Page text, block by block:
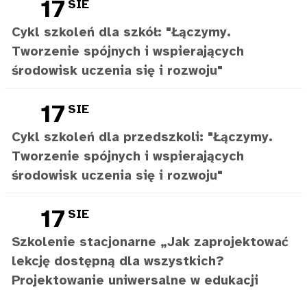
17 SIE
Cykl szkoleń dla szkół: "Łączymy.
Tworzenie spójnych i wspierających
środowisk uczenia się i rozwoju"
17 SIE
Cykl szkoleń dla przedszkoli: "Łączymy.
Tworzenie spójnych i wspierających
środowisk uczenia się i rozwoju"
17 SIE
Szkolenie stacjonarne „Jak zaprojektować
lekcję dostępną dla wszystkich?
Projektowanie uniwersalne w edukacji